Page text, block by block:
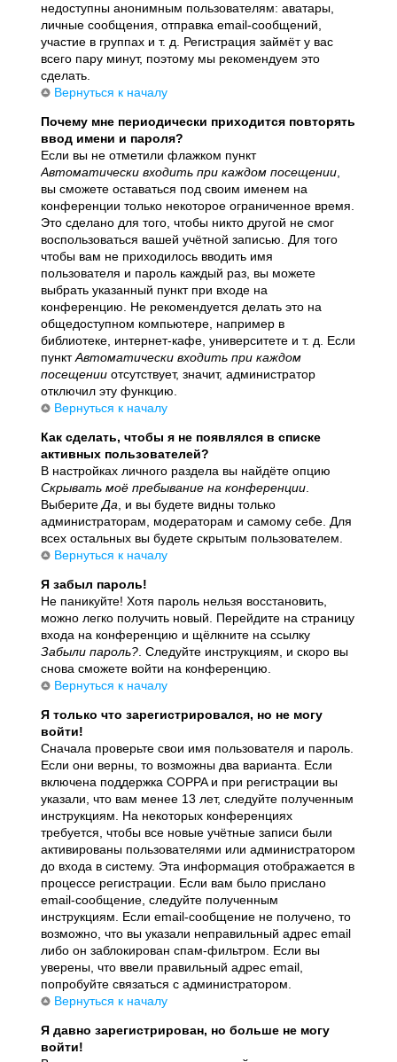
недоступны анонимным пользователям: аватары,
личные сообщения, отправка email-сообщений,
участие в группах и т. д. Регистрация займёт у вас
всего пару минут, поэтому мы рекомендуем это
сделать.
Вернуться к началу
Почему мне периодически приходится повторять
ввод имени и пароля?
Если вы не отметили флажком пункт
Автоматически входить при каждом посещении
вы сможете оставаться под своим именем на
конференции только некоторое ограниченное время.
Это сделано для того, чтобы никто другой не смог
воспользоваться вашей учётной записью. Для того
чтобы вам не приходилось вводить имя
пользователя и пароль каждый раз, вы можете
выбрать указанный пункт при входе на
конференцию. Не рекомендуется делать это на
общедоступном компьютере, например в
библиотеке, интернет-кафе, университете и т. д. Если
пунктАвтоматически входить при каждом
посещении отсутствует, значит, администратор
отключил эту функцию.
Вернуться к началу
Как сделать, чтобы я не появлялся в списке
активных пользователей?
В настройках личного раздела вы найдёте опцию
Скрывать моё пребывание на конференции
ВыберитеДа , и вы будете видны только
администраторам, модераторам и самому себе. Для
всех остальных вы будете скрытым пользователем.
Вернуться к началу
Я забыл пароль!
Не паникуйте! Хотя пароль нельзя восстановить,
можно легко получить новый. Перейдите на страницу
входа на конференцию и щёлкните на ссылку
Забыли пароль? . Следуйте инструкциям, и скоро вы
снова сможете войти на конференцию.
Вернуться к началу
Я только что зарегистрировался, но не могу
войти!
Сначала проверьте свои имя пользователя и пароль.
Если они верны, то возможны два варианта. Если
включена поддержка COPPA и при регистрации вы
указали, что вам менее 13 лет, следуйте полученным
инструкциям. На некоторых конференциях
требуется, чтобы все новые учётные записи были
активированы пользователями или администратором
до входа в систему. Эта информация отображается в
процессе регистрации. Если вам было прислано
email-сообщение, следуйте полученным
инструкциям. Если email-сообщение не получено, то
возможно, что вы указали неправильный адрес email
либо он заблокирован спам-фильтром. Если вы
уверены, что ввели правильный адрес email,
попробуйте связаться с администратором.
Вернуться к началу
Я давно зарегистрирован, но больше не могу
войти!